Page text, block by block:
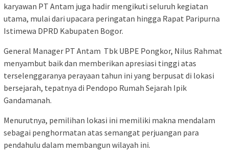
karyawan PT Antam juga hadir mengikuti seluruh kegiatan
utama, mulai dari upacara peringatan hingga Rapat Paripurna
Istimewa DPRD Kabupaten Bogor.
General Manager PT Antam Tbk UBPE Pongkor, Nilus Rahmat
‎menyambut baik dan memberikan apresiasi tinggi atas
terselenggaranya perayaan tahun ini yang berpusat di lokasi
bersejarah, tepatnya di Pendopo Rumah Sejarah Ipik
Gandamanah.
Menurutnya, pemilihan lokasi ini memiliki makna mendalam
sebagai penghormatan atas semangat perjuangan para
pendahulu dalam membangun wilayah ini.